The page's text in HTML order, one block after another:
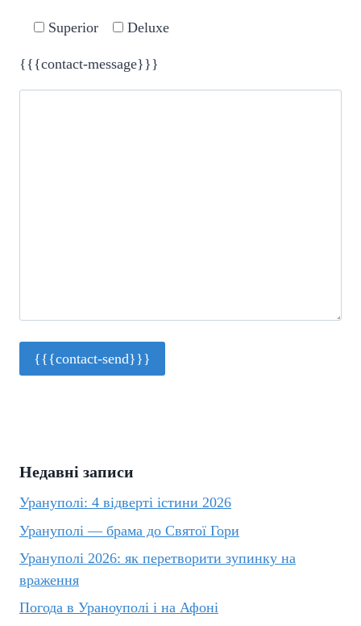
Superior Deluxe
{{{contact-message}}}
Недавні записи
Урануполі: 4 відверті істини 2026
Урануполі — брама до Святої Гори
Урануполі 2026: як перетворити зупинку на
враження
Погода в Ураноуполі і на Афоні